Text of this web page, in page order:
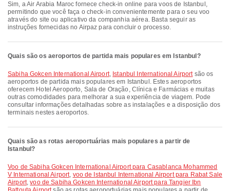
Sim, a Air Arabia Maroc fornece check-in online para voos de Istanbul,
permitindo que você faça o check-in convenientemente para o seu voo
através do site ou aplicativo da companhia aérea. Basta seguir as
instruções fornecidas no Airpaz para concluir o processo.
Quais são os aeroportos de partida mais populares em Istanbul?
Sabiha Gokcen International Airport, Istanbul International Airportsão os
aeroportos de partida mais populares em Istanbul. Estes aeroportos
oferecem Hotel Aeroporto, Sala de Oração, Clínica e Farmácias e muitas
outras comodidades para melhorar a sua experiência de viagem. Pode
consultar informações detalhadas sobre as instalações e a disposição dos
terminais nestes aeroportos.
Quais são as rotas aeroportuárias mais populares a partir de
Istanbul?
voo de Sabiha Gokcen International Airport para Casablanca Mohammed
V International Airport, voo de Istanbul International Airport para Rabat Sale
Airport,voo de Sabiha Gokcen International Airport para Tangier Ibn